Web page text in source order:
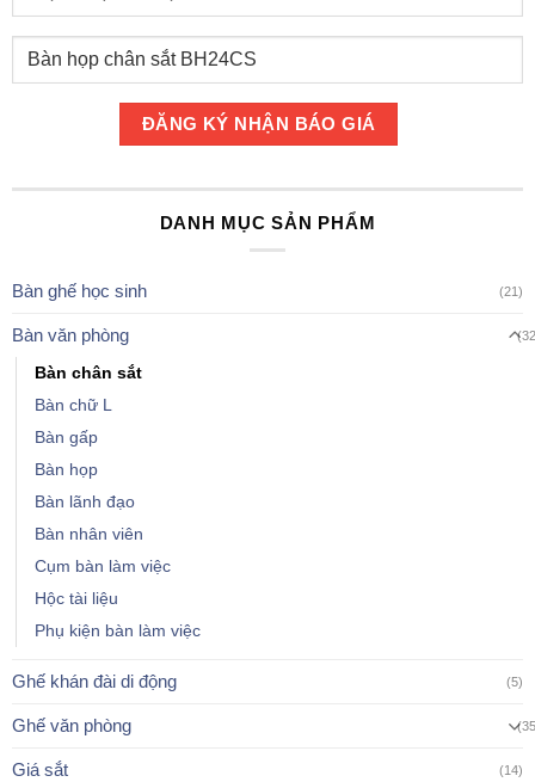
DANH MỤC SẢN PHẨM
Bàn ghế học sinh (21)
Bàn văn phòng
Bàn chân sắt
Bàn chữ L
Bàn gấp
Bàn họp
Bàn lãnh đạo
Bàn nhân viên
Cụm bàn làm việc
Hộc tài liệu
Phụ kiện bàn làm việc
Ghế khán đài di động (5)
Ghế văn phòng
Giá sắt (14)